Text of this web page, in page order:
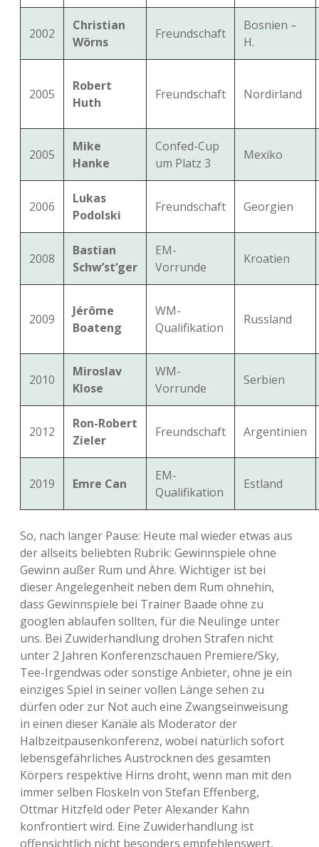
2002
Christian
Wörns
Freundschaft
Bosnien –
H.
2005
Robert
Huth
Freundschaft Nordirland
2005
Mike
Hanke
Confed-Cup
um Platz 3
Mexiko
2006
Lukas
Podolski
Freundschaft Georgien
2008
Bastian
Schw’st‘ger
EM-
Vorrunde
Kroatien
2009
Jérôme
Boateng
WM-
Qualifikation
Russland
2010
Miroslav
Klose
WM-
Vorrunde
Serbien
2012
Ron-Robert
Zieler
Freundschaft Argentinien
2019 Emre Can
EM-
Qualifikation
Estland
So, nach langer Pause: Heute mal wieder etwas aus
der allseits beliebten Rubrik: Gewinnspiele ohne
Gewinn außer Rum und Ähre. Wichtiger ist bei
dieser Angelegenheit neben dem Rum ohnehin,
dass Gewinnspiele bei Trainer Baade ohne zu
googlen ablaufen sollten, für die Neulinge unter
uns. Bei Zuwiderhandlung drohen Strafen nicht
unter 2 Jahren Konferenzschauen Premiere/Sky,
Tee-Irgendwas oder sonstige Anbieter, ohne je ein
einziges Spiel in seiner vollen Länge sehen zu
dürfen oder zur Not auch eine Zwangseinweisung
in einen dieser Kanäle als Moderator der
Halbzeitpausenkonferenz, wobei natürlich sofort
lebensgefährliches Austrocknen des gesamten
Körpers respektive Hirns droht, wenn man mit den
immer selben Floskeln von Stefan Effenberg,
Ottmar Hitzfeld oder Peter Alexander Kahn
konfrontiert wird. Eine Zuwiderhandlung ist
offensichtlich nicht besonders empfehlenswert,